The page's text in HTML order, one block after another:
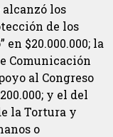
los
de los
$20.000.000; la
Comunicación
al Congreso
y el del
la Tortura y
o